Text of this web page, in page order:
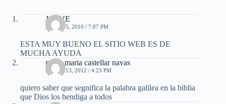
JOSUE
JULIO 15, 2010 / 7:07 PM
ESTA MUY BUENO EL SITIO WEB ES DE
MUCHA AYUDA
paola maria castellar navas
ENERO 13, 2012 / 4:23 PM
quiero saber que segnifica la palabra galilea en la biblia
que Dios los bendiga a todos